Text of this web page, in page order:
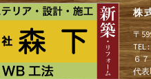
ョ
ン
株
〒
TEL
６
代